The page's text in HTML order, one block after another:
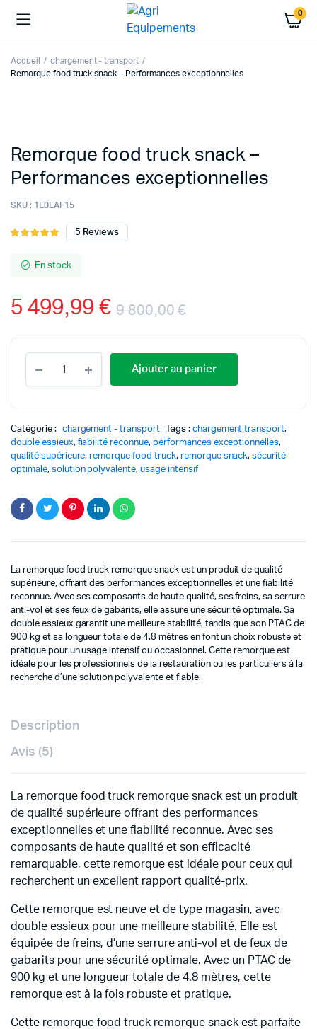
0
Accueil
chargement - transport
Remorque food truck snack – Performances exceptionnelles
Remorque food truck snack –
Performances exceptionnelles
SKU : 1E0EAF15
Noté
basé sur
5 Reviews
En stock
9 800,00€
Le
prix
initial
était :
9
5 499,99€
Le
prix
actuel
est :
5
Remorque
food
-
Performances
exceptionnelles
Ajouter au panier
Catégorie : chargement - transport Tags : chargement transport,
double essieux, fiabilité reconnue, performances exceptionnelles,
qualité supérieure,remorque food truck, remorque snack,sécurité
optimale, solution polyvalente,usage intensif
La remorque food truck remorque snack est un produit de qualité
supérieure, offrant des performances exceptionnelles et une fiabilité
reconnue. Avec ses composants de haute qualité, ses freins, sa serrure
anti-vol et ses feux de gabarits, elle assure une sécurité optimale. Sa
double essieux garantit une meilleure stabilité, tandis que son PTAC de
900 kg et sa longueur totale de 4.8 mètres en font un choix robuste et
pratique pour un usage intensif ou occasionnel. Cette remorque est
idéale pour les professionnels de la restauration ou les particuliers à la
recherche d’une solution polyvalente et fiable.
Description
Avis (5)
La remorque food truck remorque snack est un produit
de qualité supérieure offrant des performances
exceptionnelles et une fiabilité reconnue. Avec ses
composants de haute qualité et son efficacité
remarquable, cette remorque est idéale pour ceux qui
recherchent un excellent rapport qualité-prix.
Cette remorque est neuve et de type magasin, avec
double essieux pour une meilleure stabilité. Elle est
équipée de freins, d’une serrure anti-vol et de feux de
gabarits pour une sécurité optimale. Avec un PTAC de
900 kg et une longueur totale de 4.8 mètres, cette
remorque est à la fois robuste et pratique.
Cette remorque food truck remorque snack est parfaite